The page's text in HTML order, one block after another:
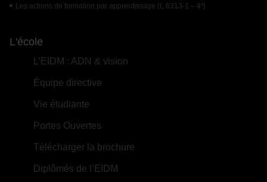
Les actions de formation par apprentissage (L.6313-1 – 4º)
L'école
L’EIDM : ADN & vision
Équipe directive
Vie étudiante
Portes Ouvertes
Télécharger la brochure
Diplômés de l’EIDM